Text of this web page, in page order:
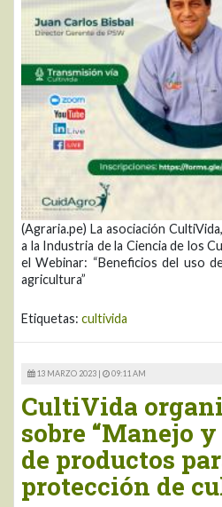
(Agraria.pe) La asociación
a la Industria de la Ciencia de los
el Webinar: “Beneficios del uso
agricultura”
Etiquetas: cultivida
13 MARZO 2023 | 09:11 AM
CultiVida
sobre “Manejo
de productos
protección de